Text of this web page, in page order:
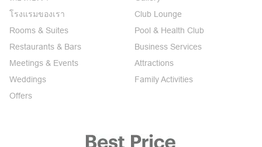
โรงแรมของเรา
Rooms & Suites
Restaurants & Bars
Meetings & Events
Weddings
Offers
Club Lounge
Pool & Health Club
Business Services
Attractions
Family Activities